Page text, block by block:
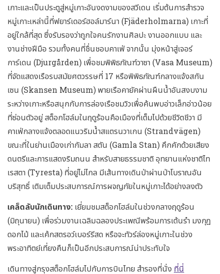
เกาะและเป็นประตูสู่หมู่เกาะอันงดงามของสวีเดน เริ่มต้นการสำรวจ
หมู่เกาะเหล่านี้ที่ฟยาร์เดอร์ฮอล์มาร์นา (Fjäderholmarna) เกาะที่
อยู่ใกล้ที่สุด ซึ่งรับรองว่าถูกใจคนรักงานศิลปะ งานออกแบบ และ
งานช่างฝีมือ รวมทั้งคนที่ชื่นชอบคาเฟ่ จากนั้น มุ่งหน้าสู่เจอร์
การ์เดน (Djurgården) เพื่อชมพิพิธภัณฑ์วาซา (Vasa Museum)
ที่จัดแสดงเรือรบสมัยศตวรรษที่ 17 หรือพิพิธภัณฑ์กลางแจ้งสกัน
เซน (Skansen Museum) พายเรือคายัคผ่านผืนน้ำอันสงบงาม
ระหว่างเกาะหรือสนุกกับการล่องเรือชมวิวเพื่อค้นพบอ่าวเล็กอ่าวน้อย
ที่ซ่อนตัวอยู่ สต็อกโฮล์มในฤดูร้อนคือเมืองที่เต็มไปด้วยชีวิตชีวา มี
คาเฟ่กลางแจ้งตลอดแนวริมน้ำสแตรนวาเกน (Strandvägen)
ขณะที่ในย่านเมืองเก่ากัมลา สตัน (Gamla Stan) คึกคักด้วยเสียง
ดนตรีและการแสดงริมถนน สำหรับสายธรรมชาติ อุทยานแห่งชาติไท
เรสตา (Tyresta) ที่อยู่ไม่ไกล มีเส้นทางเดินป่าผ่านป่าโบราณอัน
บริสุทธิ์ เติมเต็มประสบการณ์การผจญภัยในหมู่เกาะได้อย่างลงตัว
เคล็ดลับนักเดินทาง: เยี่ยมชมสต็อกโฮล์มในช่วงกลางฤดูร้อน
(มิถุนายน) เพื่อร่วมงานเฉลิมฉลองประเพณีพร้อมการเต้นรำ มงกุฎ
ดอกไม้ และเค้กสตรอว์เบอร์รีสด หรือจะทัวร์ล่องหมู่เกาะในช่วง
พระอาทิตย์เที่ยงคืนก็เป็นอีกประสบการณ์น่าประทับใจ
เดินทางสู่กรุงสต็อกโฮล์มไปกับการบินไทย สำรองที่นั่ง ที่นี่